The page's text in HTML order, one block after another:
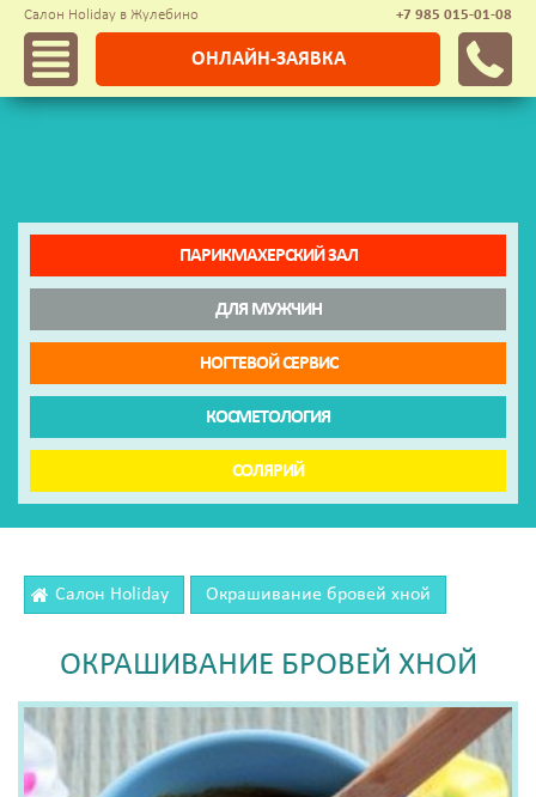
Салон Holiday в Жулебино +7 985 015-01-08
ОНЛАЙН-ЗАЯВКА
ПАРИКМАХЕРСКИЙ ЗАЛ
ДЛЯ МУЖЧИН
НОГТЕВОЙ СЕРВИС
КОСМЕТОЛОГИЯ
СОЛЯРИЙ
Салон Holiday Окрашивание бровей хной
ОКРАШИВАНИЕ БРОВЕЙ ХНОЙ